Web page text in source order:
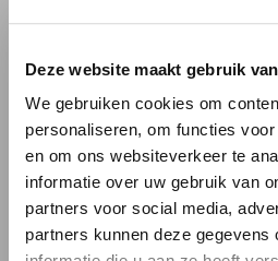
Deze website maakt gebruik
We gebruiken cookies om
personaliseren, om functies
en om ons websiteverkeer te
informatie over uw gebruik van
partners voor social media,
partners kunnen deze gegevens
EEN
Medusa verschijnt in het glas
blond bier — kenmerkend
England IPA-stijl waarbij
hopprofielen centraal staan.
is rijk en uitgesproken: denk
bessen, frisse citrus, zachte
weelderig tropisch fruit die